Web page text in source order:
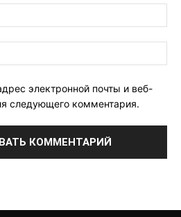
электронной почты и веб-
следующего комментария.